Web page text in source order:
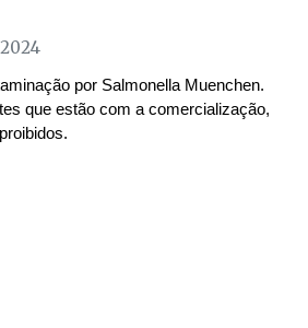
por Salmonella Muenchen.
que estão com a comercialização,